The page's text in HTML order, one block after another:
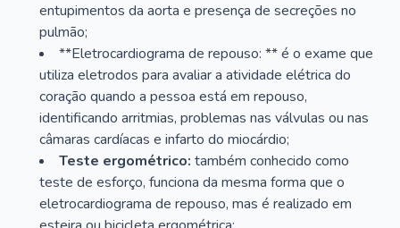
entupimentos da aorta e presença de secreções no
pulmão;
**Eletrocardiograma de repouso: ** é o exame que
utiliza eletrodos para avaliar a atividade elétrica do
coração quando a pessoa está em repouso,
identificando arritmias, problemas nas válvulas ou nas
câmaras cardíacas e infarto do miocárdio;
Teste ergométrico: também conhecido como
teste de esforço, funciona da mesma forma que o
eletrocardiograma de repouso, mas é realizado em